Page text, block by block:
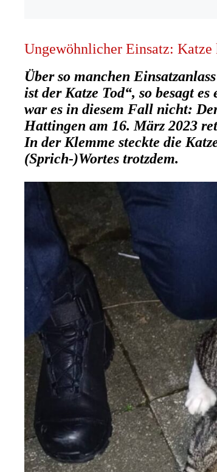
Ungewöhnlicher Einsatz:
Über so manchen
ist der Katze Tod“, so besagt
war es in diesem Fall nicht:
Hattingen am 16. März 2023
In der Klemme steckte die
(Sprich-)Wortes trotzdem.